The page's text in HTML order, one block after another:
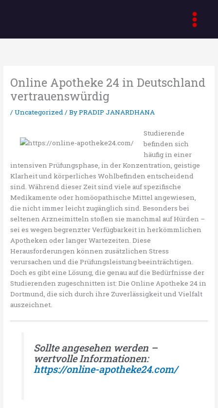
Online Apotheke 24 in Deutschland
vertrauenswürdig
/Uncategorized/ ByPRADIP JANARDHANA
Studierende
befinden sich
häufig in einer
intensiven Prüfungsphase, in der Konzentration, geistige
Klarheit und körperliches Wohlbefinden entscheidend
sind. Während dieser Zeit sind viele auf spezifische
Medikamente oder homöopathische Mittel angewiesen,
die nicht immer leicht zugänglich sind. Besonders bei
seltenen Arzneimitteln stoßen sie manchmal auf Hürden –
sei es wegen begrenzter Verfügbarkeit in herkömmlichen
Apotheken oder langer Wartezeiten. Diese
Herausforderungen können zusätzlichen Stress
verursachen und die Prüfungsleistung beeinträchtigen.
Doch es gibt eine Lösung, die genau auf die Bedürfnisse der
Studierenden zugeschnitten ist: Die Online Apotheke 24 in
Dortmund, die sich durch ihre Zuverlässigkeit und Vielfalt
auszeichnet.
Sollte angesehen werden –
wertvolle Informationen:
https://online-apotheke24.com/